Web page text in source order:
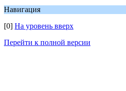
Навигация
[0] На уровень вверх
Перейти к полной версии